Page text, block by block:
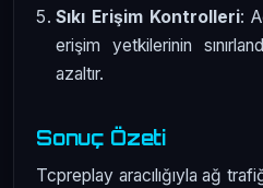
Sıkı Erişim Kontrolleri:
erişim yetkilerinin
azaltır.
Sonuç Özeti
Tcpreplay aracılığıyla ağ